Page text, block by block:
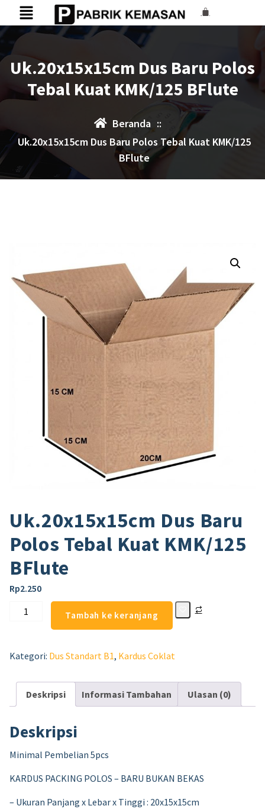
Uk.20x15x15cm Dus Baru Polos
Tebal Kuat KMK/125 BFlute
Beranda ::
Uk.20x15x15cm Dus Baru Polos Tebal Kuat KMK/125
BFlute
Uk.20x15x15cm Dus Baru
Polos Tebal Kuat KMK/125
BFlute
Rp2.250
Tambah ke keranjang
Kategori: Dus Standart B1, Kardus Coklat
Deskripsi Informasi Tambahan Ulasan (0)
Deskripsi
Minimal Pembelian 5pcs
KARDUS PACKING POLOS – BARU BUKAN BEKAS
– Ukuran Panjang x Lebar x Tinggi : 20x15x15cm